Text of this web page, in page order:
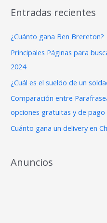
c
r
:
Entradas recientes
¿Cuánto gana Ben Brereton?
Principales Páginas para
2024
¿Cuál es el sueldo de un
Comparación entre
opciones gratuitas y de pago
Cuánto gana un delivery en
Anuncios